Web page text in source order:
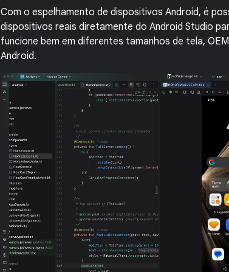
Com o espelhamento de dispositivos Android, é
dispositivos reais diretamente do Android Studio
funcione bem em diferentes tamanhos de tela,
Android.